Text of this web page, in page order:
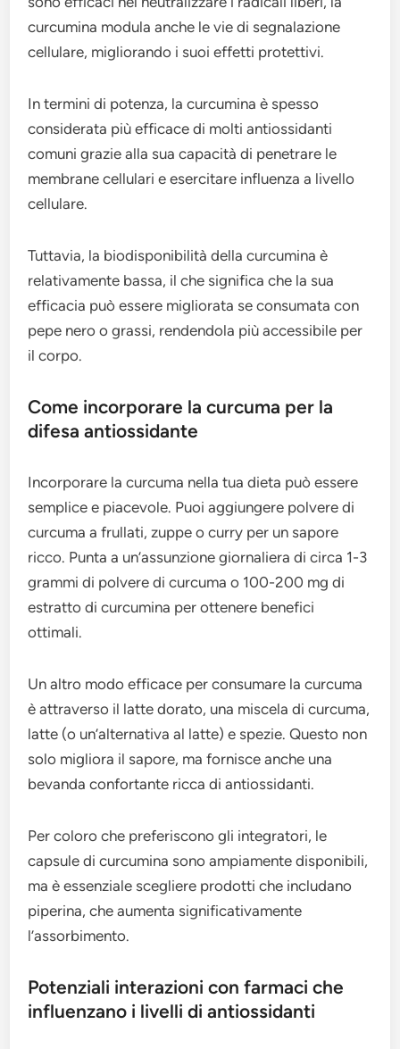
curcumina modula anche le vie di segnalazione
cellulare, migliorando i suoi effetti protettivi.
In termini di potenza, la curcumina è spesso
considerata più efficace di molti antiossidanti
comuni grazie alla sua capacità di penetrare le
membrane cellulari e esercitare influenza a livello
cellulare.
Tuttavia, la biodisponibilità della curcumina è
relativamente bassa, il che significa che la sua
efficacia può essere migliorata se consumata con
pepe nero o grassi, rendendola più accessibile per
il corpo.
Come incorporare la curcuma per la
difesa antiossidante
Incorporare la curcuma nella tua dieta può essere
semplice e piacevole. Puoi aggiungere polvere di
curcuma a frullati, zuppe o curry per un sapore
ricco. Punta a un’assunzione giornaliera di circa 1-3
grammi di polvere di curcuma o 100-200 mg di
estratto di curcumina per ottenere benefici
ottimali.
Un altro modo efficace per consumare la curcuma
è attraverso il latte dorato, una miscela di curcuma,
latte (o un’alternativa al latte) e spezie. Questo non
solo migliora il sapore, ma fornisce anche una
bevanda confortante ricca di antiossidanti.
Per coloro che preferiscono gli integratori, le
capsule di curcumina sono ampiamente disponibili,
ma è essenziale scegliere prodotti che includano
piperina, che aumenta significativamente
l’assorbimento.
Potenziali interazioni con farmaci che
influenzano i livelli di antiossidanti